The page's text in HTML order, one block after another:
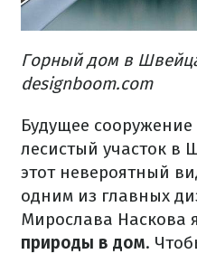
Горный дом в
designboom.com
Будущее сооружение
лесистый участок в
этот невероятный
одним из главных
Мирослава Наскова
природы в дом.